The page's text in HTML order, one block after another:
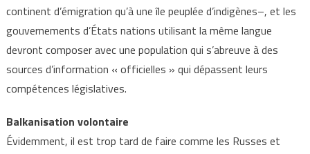
continent d’émigration qu’à une île peuplée d’indigènes–, et les
gouvernements d’États nations utilisant la même langue
devront composer avec une population qui s’abreuve à des
sources d’information « officielles » qui dépassent leurs
compétences législatives.
Balkanisation volontaire
Évidemment, il est trop tard de faire comme les Russes et